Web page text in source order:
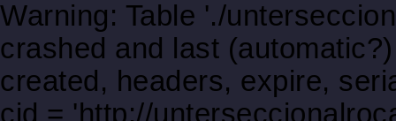
Warning: Table './
crashed and last
created, headers, expire,
cid = 'http://